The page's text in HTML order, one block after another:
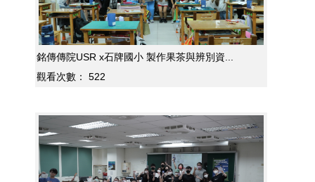
銘傳傳院USR x石牌國小 製作果茶與辨別資...
觀看次數：
522